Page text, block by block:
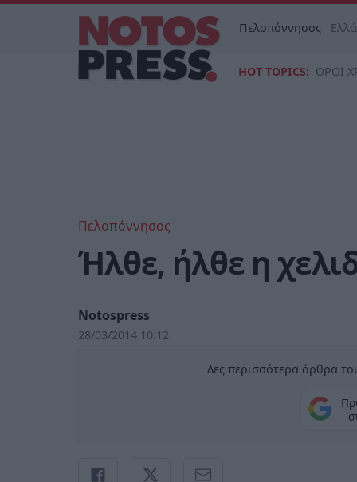
Πελοπόννησος
HOT TOPICS: ΟΡΟΙ
Πελοπόννησος
Ήλθε, ήλθε η
Notospress
28/03/2014 10:12
Δες περισσότερα άρθρα